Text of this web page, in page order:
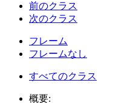
前のクラス
次のクラス
フレーム
フレームなし
すべてのクラス
概要: